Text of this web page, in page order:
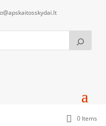
0 Items